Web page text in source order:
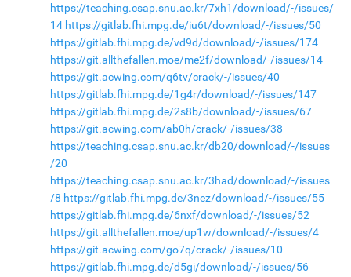
https://teaching.csap.snu.ac.kr/7xh1/download/-/issues/
14 https://gitlab.fhi.mpg.de/iu6t/download/-/issues/50
https://gitlab.fhi.mpg.de/vd9d/download/-/issues/174
https://git.allthefallen.moe/me2f/download/-/issues/14
https://git.acwing.com/q6tv/crack/-/issues/40
https://gitlab.fhi.mpg.de/1g4r/download/-/issues/147
https://gitlab.fhi.mpg.de/2s8b/download/-/issues/67
https://git.acwing.com/ab0h/crack/-/issues/38
https://teaching.csap.snu.ac.kr/db20/download/-/issues
/20
https://teaching.csap.snu.ac.kr/3had/download/-/issues
/8 https://gitlab.fhi.mpg.de/3nez/download/-/issues/55
https://gitlab.fhi.mpg.de/6nxf/download/-/issues/52
https://git.allthefallen.moe/up1w/download/-/issues/4
https://git.acwing.com/go7q/crack/-/issues/10
https://gitlab.fhi.mpg.de/d5gi/download/-/issues/56